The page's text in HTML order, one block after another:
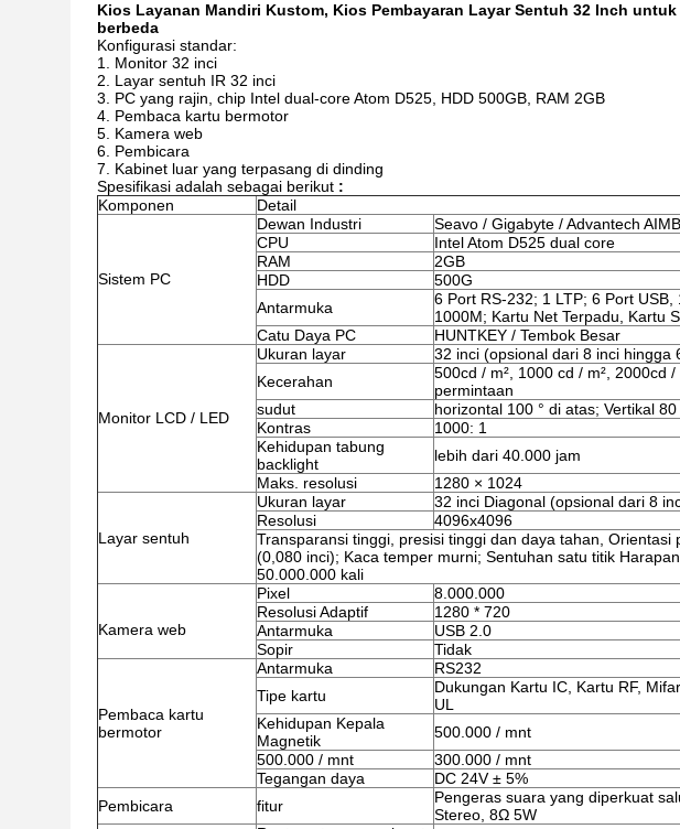
Kios Layanan Mandiri Kustom, Kios Pembayaran Layar Sentuh 32 Inch
berbeda
Konfigurasi standar:
Monitor 32 inci
Layar sentuh IR 32 inci
PC yang rajin, chip Intel dual-core Atom D525, HDD 500GB, RAM 2GB
Pembaca kartu bermotor
Kamera web
Pembicara
Kabinet luar yang terpasang di dinding
Spesifikasi adalah sebagai berikut :
Komponen
Detail
Sistem PC
Dewan Industri
Seavo / Gigabyte / Advantech
CPU
Intel Atom D525 dual core
RAM
2GB
HDD
500G
Antarmuka
6 Port RS-232; 1 LTP; 6 Port USB,
1000M; Kartu Net Terpadu, Kartu
Catu Daya PC
HUNTKEY / Tembok Besar
Monitor LCD / LED
Ukuran layar
32 inci (opsional dari 8 inci hingga
Kecerahan
500cd / m², 1000 cd / m², 2000cd /
permintaan
sudut
horizontal 100 ° di atas; Vertikal 80
Kontras
1000: 1
Kehidupan tabung
backlight
lebih dari 40.000 jam
Maks. resolusi
1280 × 1024
Layar sentuh
Ukuran layar
32 inci Diagonal (opsional dari 8
Resolusi
4096x4096
Transparansi tinggi, presisi tinggi dan daya tahan, Orientasi
(0,080 inci); Kaca temper murni; Sentuhan satu titik
50.000.000 kali
Kamera web
Pixel
8.000.000
Resolusi Adaptif
1280 * 720
Antarmuka
USB 2.0
Sopir
Tidak
Pembaca kartu
bermotor
Antarmuka
RS232
Tipe kartu
Dukungan Kartu IC, Kartu RF,
UL
Kehidupan Kepala
Magnetik
500.000 / mnt
500.000 / mnt
300.000 / mnt
Tegangan daya
DC 24V ± 5%
Pembicara
fitur
Pengeras suara yang diperkuat
Stereo, 8Ω 5W